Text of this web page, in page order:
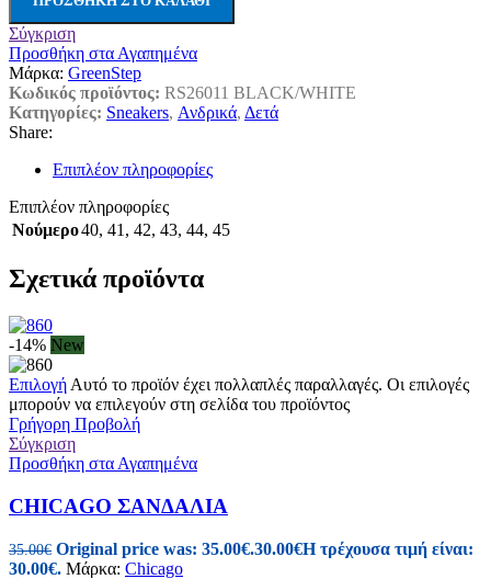
Σύγκριση
Προσθήκη στα Αγαπημένα
Μάρκα: GreenStep
Κωδικός προϊόντος: RS26011 BLACK/WHITE
Κατηγορίες: Sneakers, Ανδρικά, Δετά
Share:
Επιπλέον πληροφορίες
Επιπλέον πληροφορίες
Νούμερο40, 41 , 42, 43, 44, 45
Σχετικά προϊόντα
-14% New
Επιλογή Αυτό το προϊόν έχει πολλαπλές παραλλαγές. Οι επιλογές
μπορούν να επιλεγούν στη σελίδα του προϊόντος
Γρήγορη Προβολή
Σύγκριση
Προσθήκη στα Αγαπημένα
CHICAGO ΣΑΝΔΑΛΙΑ
35.00€ Original price was: 35.00€.30.00€Η τρέχουσα τιμή είναι:
30.00€. Μάρκα: Chicago